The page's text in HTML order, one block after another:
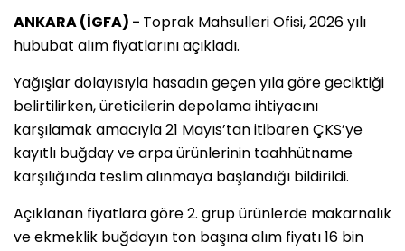
ANKARA (İGFA) - Toprak Mahsulleri Ofisi, 2026 yılı
hububat alım fiyatlarını açıkladı.
Yağışlar dolayısıyla hasadın geçen yıla göre geciktiği
belirtilirken, üreticilerin depolama ihtiyacını
karşılamak amacıyla 21 Mayıs’tan itibaren ÇKS’ye
kayıtlı buğday ve arpa ürünlerinin taahhütname
karşılığında teslim alınmaya başlandığı bildirildi.
Açıklanan fiyatlara göre 2. grup ürünlerde makarnalık
ve ekmeklik buğdayın ton başına alım fiyatı 16 bin